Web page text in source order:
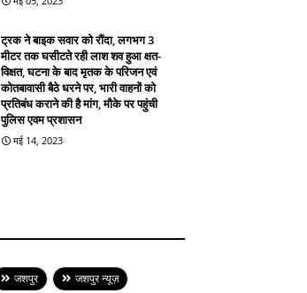
ट्रक ने बाइक सवार को रौंदा, लगभग 3
मीटर तक घसीटते रही लाश शव हुआ क्षत-
विक्षत, घटना के बाद मृतक के परिजन एवं
कोतबावासी बैठे धरने पर, भारी वाहनों को
प्रतिबंध कराने की है मांग, मौके पर पहुंची
पुलिस एवम प्रशासन
मई 14, 2023
जशपुर जशपुर न्यूज़